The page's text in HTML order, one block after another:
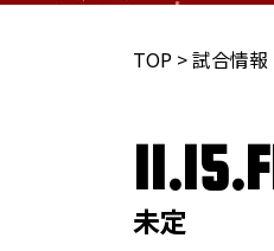
TOP >試合情報
未定